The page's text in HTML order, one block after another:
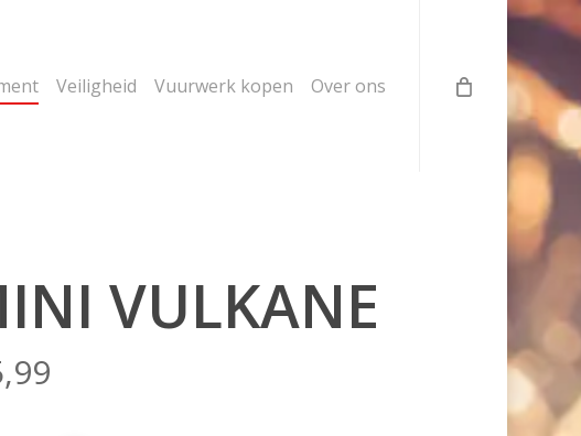
Veiligheid Vuurwerk kopen Over ons
VULKANE